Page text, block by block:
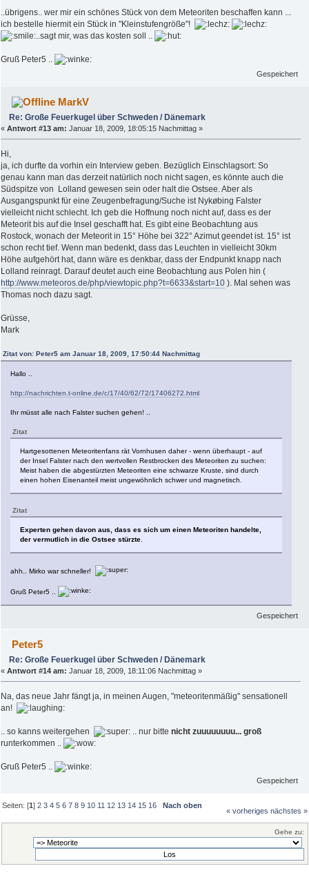
..übrigens.. wer mir ein schönes Stück von dem Meteoriten beschaffen kann ...
ich bestelle hiermit ein Stück in "Kleinstufengröße"!
..sagt mir, was das kosten soll ..
Gruß Peter5 ..
Gespeichert
MarkV
Re: Große Feuerkugel über Schweden / Dänemark
« Antwort #13 am: Januar 18, 2009, 18:05:15 Nachmittag »
Hi,
ja, ich durfte da vorhin ein Interview geben. Bezüglich Einschlagsort: So
genau kann man das derzeit natürlich noch nicht sagen, es könnte auch die
Südspitze von Lolland gewesen sein oder halt die Ostsee. Aber als
Ausgangspunkt für eine Zeugenbefragung/Suche ist Nykøbing Falster
vielleicht nicht schlecht. Ich geb die Hoffnung noch nicht auf, dass es der
Meteorit bis auf die Insel geschafft hat. Es gibt eine Beobachtung aus
Rostock, wonach der Meteorit in 15° Höhe bei 322° Azimut geendet ist. 15° ist
schon recht tief. Wenn man bedenkt, dass das Leuchten in vielleicht 30km
Höhe aufgehört hat, dann wäre es denkbar, dass der Endpunkt knapp nach
Lolland reinragt. Darauf deutet auch eine Beobachtung aus Polen hin (
http://www.meteoros.de/php/viewtopic.php?t=6633&start=10 ). Mal sehen was
Thomas noch dazu sagt.
Grüsse,
Mark
Zitat von: Peter5 am Januar 18, 2009, 17:50:44 Nachmittag
Hallo ..
http://nachrichten.t-online.de/c/17/40/62/72/17406272.html
Ihr müsst alle nach Falster suchen gehen! ..
Zitat
Hartgesottenen Meteoritenfans rät Vornhusen daher - wenn überhaupt - auf
der Insel Falster nach den wertvollen Restbrocken des Meteoriten zu suchen:
Meist haben die abgestürzten Meteoriten eine schwarze Kruste, sind durch
einen hohen Eisenanteil meist ungewöhnlich schwer und magnetisch.
Zitat
Experten gehen davon aus, dass es sich um einen Meteoriten handelte,
der vermutlich in die Ostsee stürzte
ahh.. Mirko war schneller!
Gruß Peter5 ..
Gespeichert
Peter5
Re: Große Feuerkugel über Schweden / Dänemark
« Antwort #14 am: Januar 18, 2009, 18:11:06 Nachmittag »
Na, das neue Jahr fängt ja, in meinen Augen, "meteoritenmäßig" sensationell
an!
.. so kanns weitergehen .. nur bitte nicht zuuuuuuuu... groß
runterkommen ..
Gruß Peter5 ..
Gespeichert
Seiten: [1]2 3 4 5 6 7 8 9 10 11 12 13 14 15 16 Nach oben
« vorheriges nächstes »
Gehe zu: